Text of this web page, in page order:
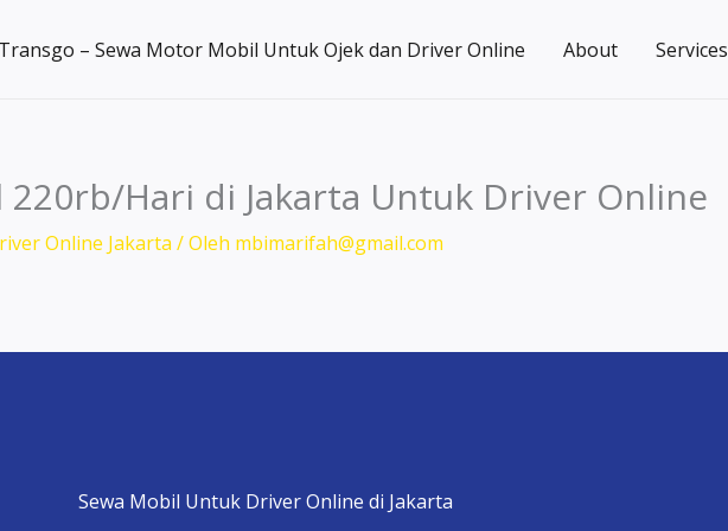
Transgo – Sewa Motor Mobil Untuk Ojek dan Driver Online About Services
220rb/Hari di Jakarta Untuk Driver Online
Online Jakarta / Oleh mbimarifah@gmail.com
Sewa Mobil Untuk Driver Online di Jakarta